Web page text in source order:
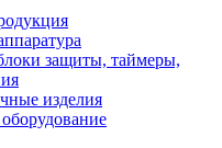
защиты, таймеры,
изделия